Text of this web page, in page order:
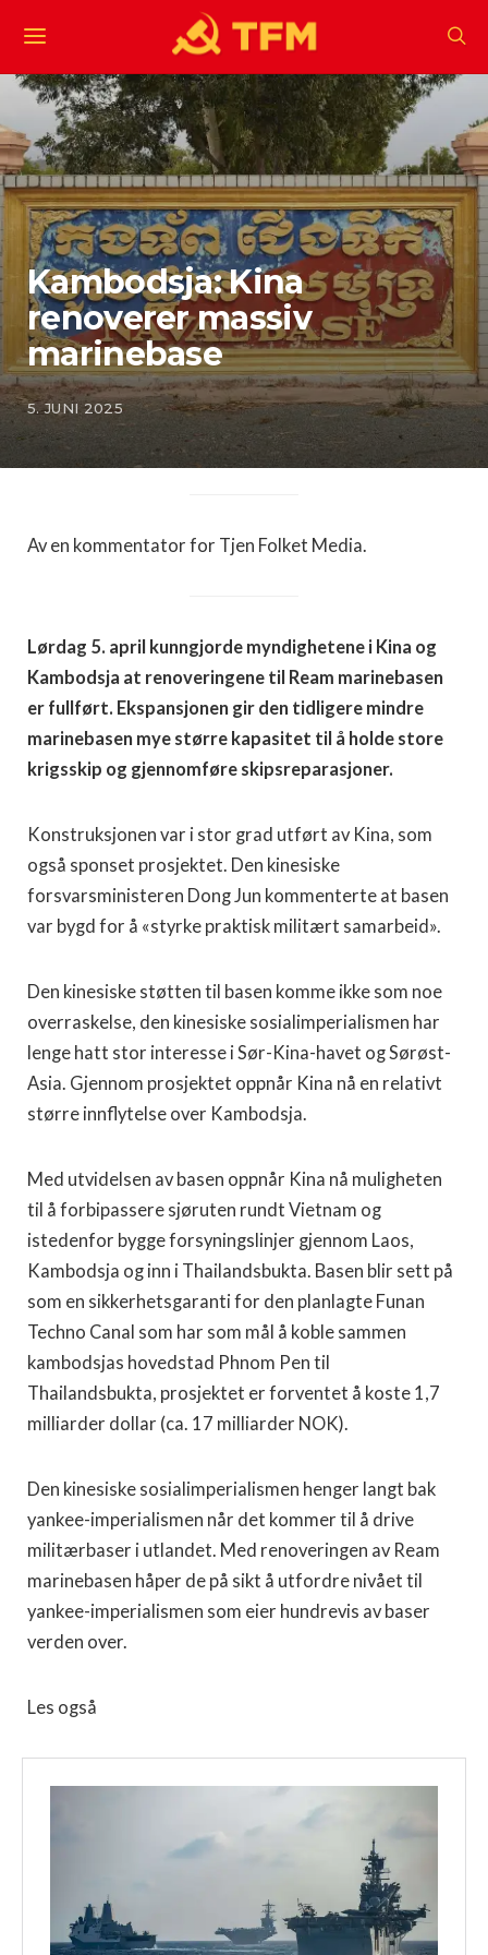
Kambodsja: Kina
renoverer massiv
marinebase
5. JUNI 2025
Av en kommentator for Tjen Folket Media.
Lørdag 5. april kunngjorde myndighetene i Kina og
Kambodsja at renoveringene til Ream marinebasen
er fullført. Ekspansjonen gir den tidligere mindre
marinebasen mye større kapasitet til å holde store
krigsskip og gjennomføre skipsreparasjoner.
Konstruksjonen var i stor grad utført av Kina, som
også sponset prosjektet. Den kinesiske
forsvarsministeren Dong Jun kommenterte at basen
var bygd for å «styrke praktisk militært samarbeid».
Den kinesiske støtten til basen komme ikke som noe
overraskelse, den kinesiske sosialimperialismen har
lenge hatt stor interesse i Sør-Kina-havet og Sørøst-
Asia. Gjennom prosjektet oppnår Kina nå en relativt
større innflytelse over Kambodsja.
Med utvidelsen av basen oppnår Kina nå muligheten
til å forbipassere sjøruten rundt Vietnam og
istedenfor bygge forsyningslinjer gjennom Laos,
Kambodsja og inn i Thailandsbukta. Basen blir sett på
som en sikkerhetsgaranti for den planlagte Funan
Techno Canal som har som mål å koble sammen
kambodsjas hovedstad Phnom Pen til
Thailandsbukta, prosjektet er forventet å koste 1,7
milliarder dollar (ca. 17 milliarder NOK).
Den kinesiske sosialimperialismen henger langt bak
yankee-imperialismen når det kommer til å drive
militærbaser i utlandet. Med renoveringen av Ream
marinebasen håper de på sikt å utfordre nivået til
yankee-imperialismen som eier hundrevis av baser
verden over.
Les også